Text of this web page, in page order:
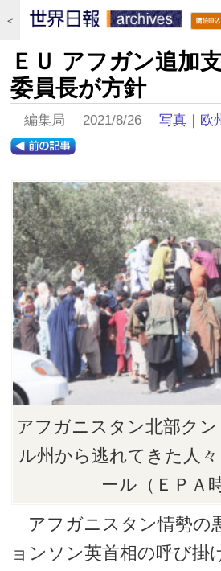
＜
ＥＵ アフガン追加
委員長が方針
編集局 2021/8/26写真 ｜ 欧
アフガニスタン北部ク
ル州から逃れてきた人
ール（ＥＰＡ
アフガニスタン情勢の
ョンソン英首相の呼び掛